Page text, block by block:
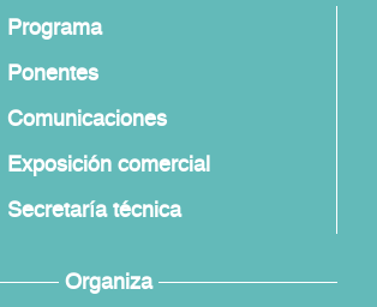
Programa
Ponentes
Comunicaciones
Exposición comercial
Secretaría técnica
Organiza